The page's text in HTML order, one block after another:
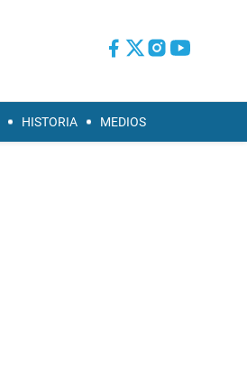
HISTORIA MEDIOS